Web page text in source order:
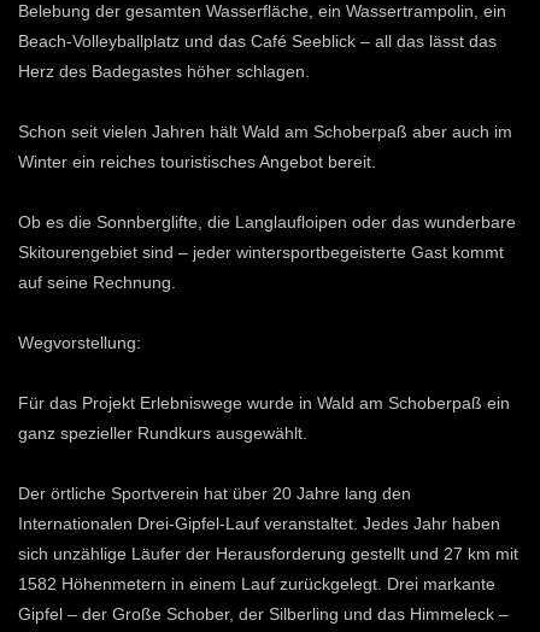
Belebung der gesamten Wasserfläche, ein Wassertrampolin, ein
Beach-Volleyballplatz und das Café Seeblick – all das lässt das
Herz des Badegastes höher schlagen.
Schon seit vielen Jahren hält Wald am Schoberpaß aber auch im
Winter ein reiches touristisches Angebot bereit.
Ob es die Sonnberglifte, die Langlaufloipen oder das wunderbare
Skitourengebiet sind – jeder wintersportbegeisterte Gast kommt
auf seine Rechnung.
Wegvorstellung:
Für das Projekt Erlebniswege wurde in Wald am Schoberpaß ein
ganz spezieller Rundkurs ausgewählt.
Der örtliche Sportverein hat über 20 Jahre lang den
Internationalen Drei-Gipfel-Lauf veranstaltet. Jedes Jahr haben
sich unzählige Läufer der Herausforderung gestellt und 27 km mit
1582 Höhenmetern in einem Lauf zurückgelegt. Drei markante
Gipfel – der Große Schober, der Silberling und das Himmeleck –